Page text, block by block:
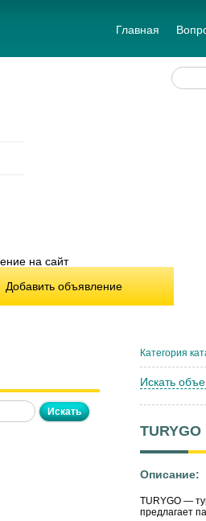
Главная
Добавить объявление
Категория
Искать
TURYGO
Описание:
TURYGO —
предлагает